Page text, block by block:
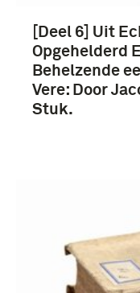
[Deel 6] Uit
Opgehelderd
Behelzende
Vere: Door
Stuk.